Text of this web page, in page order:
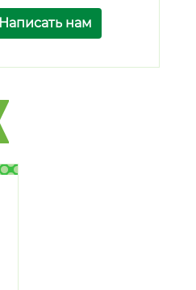
Написать нам